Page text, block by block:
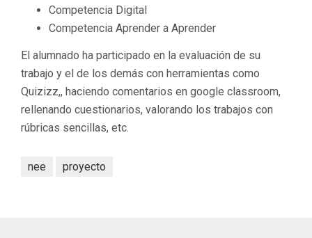
Competencia Digital
Competencia Aprender a Aprender
El alumnado ha participado en la evaluación de su
trabajo y el de los demás con herramientas como
Quizizz,, haciendo comentarios en google classroom,
rellenando cuestionarios, valorando los trabajos con
rúbricas sencillas, etc.
nee proyecto